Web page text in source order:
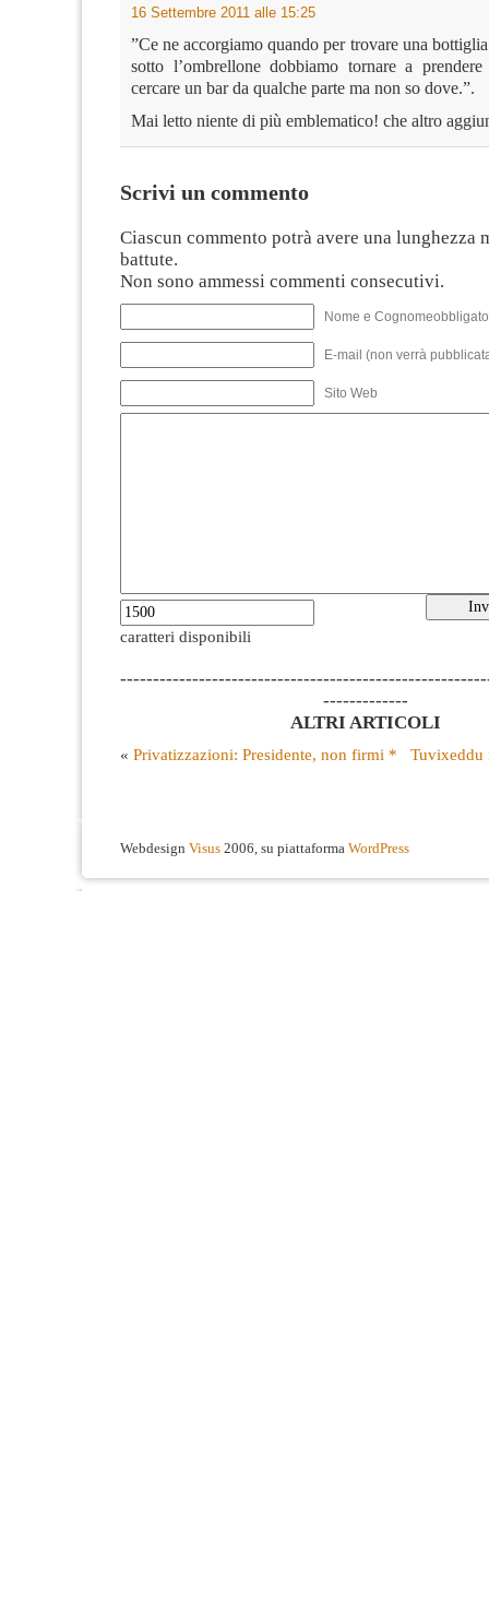
16 Settembre 2011 alle 15:25
”Ce ne accorgiamo quando per trovare una
sotto l’ombrellone dobbiamo tornare a
cercare un bar da qualche parte ma non so dove.”.
Mai letto niente di più emblematico! che altro
Scrivi un commento
Ciascun commento potrà avere una lunghezza
battute.
Non sono ammessi commenti consecutivi.
Nome e
E-mail (non verrà
Sito Web
caratteri disponibili
-------------
ALTRI ARTICOLI
« Privatizzazioni: Presidente, non firmi * Tuvixeddu
Webdesign Visus 2006, su piattaforma WordPress